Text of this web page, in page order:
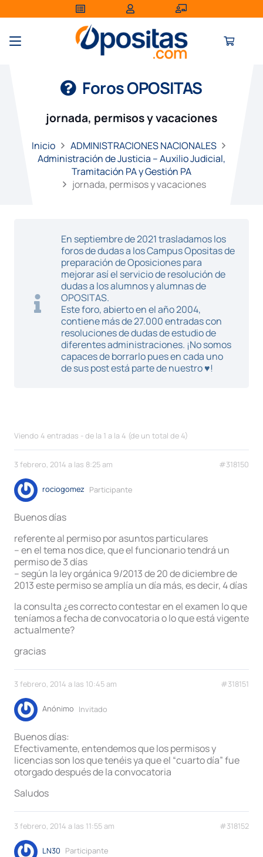
Foros OPOSITAS
jornada, permisos y vacaciones
Inicio
ADMINISTRACIONES NACIONALES
Administración de Justicia – Auxilio Judicial,
Tramitación PA y Gestión PA
jornada, permisos y vacaciones
En septiembre de 2021 trasladamos los
foros de dudas a los Campus Opositas de
preparación de Oposiciones para
mejorar así el servicio de resolución de
dudas a los alumnos y alumnas de
OPOSITAS.
Este foro, abierto en el año 2004,
contiene más de 27.000 entradas con
resoluciones de dudas de estudio de
diferentes administraciones. ¡No somos
capaces de borrarlo pues en cada uno
de sus post está parte de nuestro ♥!
Viendo 4 entradas - de la 1 a la 4 (de un total de 4)
3 febrero, 2014 a las 8:25 am #318150
rociogomez Participante
Buenos días
referente al permiso por asuntos particulares
– en el tema nos dice, que el funcionario tendrá un
permiso de 3 días
– según la ley orgánica 9/2013 de 20 de diciembre de
2013 este permiso se amplía un día más, es decir, 4 días
la consulta ¿es correcto contestar en el examen lo que
teníamos a fecha de convocatoria o lo que está vigente
actualmente?
gracias
3 febrero, 2014 a las 10:45 am #318151
Anónimo Invitado
Buenos días:
Efectivamente, entendemos que los permisos y
licencias son los que tenéis ya que el “cuarto día” fue
otorgado después de la convocatoria
Saludos
3 febrero, 2014 a las 11:55 am #318152
LN30 Participante